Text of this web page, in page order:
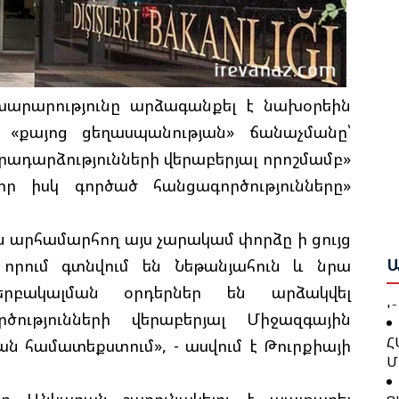
արձագանքել է նախօրեին
ցեղասպանության» ճանաչմանը՝
վերաբերյալ որոշմամբ»
իսկ գործած հանցագործությունները»
այս չարակամ փորձը ի ցույց
գտնվում են Նեթանյահուն և նրա
օրդերներ են արձակվել
վերաբերյալ Միջազգային
համատեքստում», - ասվում է Թուրքիայի